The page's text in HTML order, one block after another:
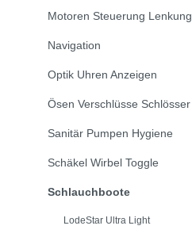
Motoren Steuerung Lenkung
Navigation
Optik Uhren Anzeigen
Ösen Verschlüsse Schlösser
Sanitär Pumpen Hygiene
Schäkel Wirbel Toggle
Schlauchboote
LodeStar Ultra Light